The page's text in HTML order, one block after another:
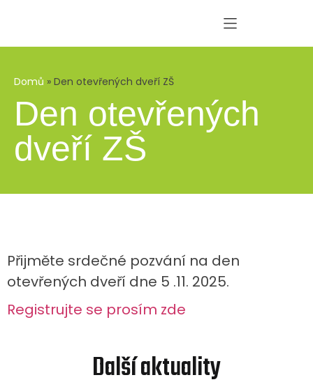
Domů » Den otevřených dveří ZŠ
Den otevřených
dveří ZŠ
Přijměte srdečné pozvání na den
otevřených dveří dne 5 .11. 2025.
Registrujte se prosím zde
Další aktuality